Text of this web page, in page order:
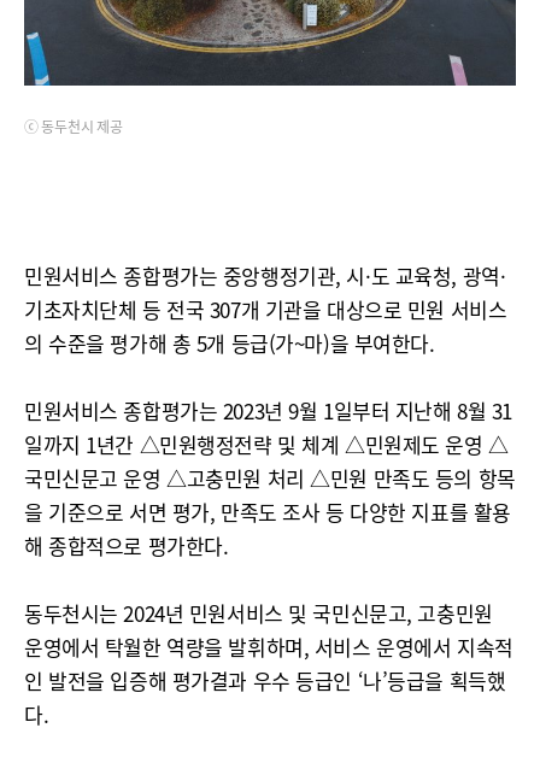
ⓒ 동두천시 제공
민원서비스 종합평가는 중앙행정기관, 시·도 교육청, 광역·
기초자치단체 등 전국 307개 기관을 대상으로 민원 서비스
의 수준을 평가해 총 5개 등급(가~마)을 부여한다.
민원서비스 종합평가는 2023년 9월 1일부터 지난해 8월 31
일까지 1년간 △민원행정전략 및 체계 △민원제도 운영 △
국민신문고 운영 △고충민원 처리 △민원 만족도 등의 항목
을 기준으로 서면 평가, 만족도 조사 등 다양한 지표를 활용
해 종합적으로 평가한다.
동두천시는 2024년 민원서비스 및 국민신문고, 고충민원
운영에서 탁월한 역량을 발휘하며, 서비스 운영에서 지속적
인 발전을 입증해 평가결과 우수 등급인 ‘나’등급을 획득했
다.